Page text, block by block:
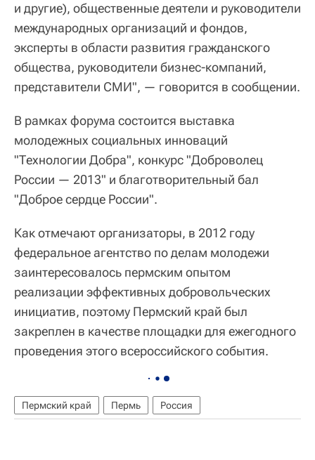
и другие), общественные деятели и руководители
международных организаций и фондов,
эксперты в области развития гражданского
общества, руководители бизнес-компаний,
представители СМИ", — говорится в сообщении.
В рамках форума состоится выставка
молодежных социальных инноваций
"Технологии Добра", конкурс "Доброволец
России — 2013" и благотворительный бал
"Доброе сердце России".
Как отмечают организаторы, в 2012 году
федеральное агентство по делам молодежи
заинтересовалось пермским опытом
реализации эффективных добровольческих
инициатив, поэтому Пермский край был
закреплен в качестве площадки для ежегодного
проведения этого всероссийского события.
Пермский край Пермь Россия